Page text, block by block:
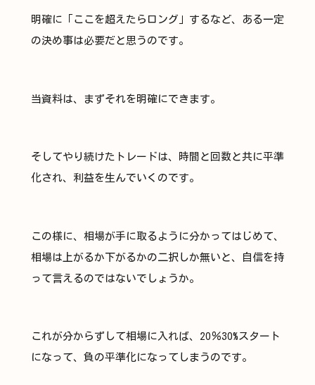
明確に「ここを超えたらロング」するなど、ある一定
の決め事は必要だと思うのです。
当資料は、まずそれを明確にできます。
そしてやり続けたトレードは、時間と回数と共に平準
化され、利益を生んでいくのです。
この様に、相場が手に取るように分かってはじめて、
相場は上がるか下がるかの二択しか無いと、自信を持
って言えるのではないでしょうか。
これが分からずして相場に入れば、20％30%スタート
になって、負の平準化になってしまうのです。